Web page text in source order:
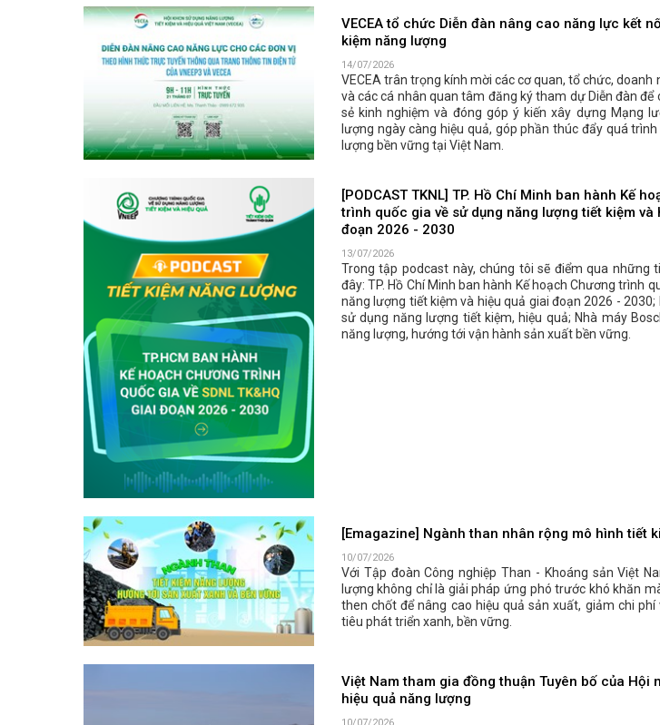
VECEA tổ chức Diễn đàn nâng cao năng lực kết
kiệm năng lượng
14/07/2026
VECEA trân trọng kính mời các cơ quan, tổ chức, doanh
và các cá nhân quan tâm đăng ký tham dự Diễn đàn để
sẻ kinh nghiệm và đóng góp ý kiến xây dựng Mạng
lượng ngày càng hiệu quả, góp phần thúc đẩy quá
lượng bền vững tại Việt Nam.
[PODCAST TKNL] TP. Hồ Chí Minh ban hành Kế
trình quốc gia về sử dụng năng lượng tiết kiệm và
đoạn 2026 - 2030
13/07/2026
Trong tập podcast này, chúng tôi sẽ điểm qua những
đây: TP. Hồ Chí Minh ban hành Kế hoạch Chương trình
năng lượng tiết kiệm và hiệu quả giai đoạn 2026 - 2030;
sử dụng năng lượng tiết kiệm, hiệu quả; Nhà máy
năng lượng, hướng tới vận hành sản xuất bền vững.
[Emagazine] Ngành than nhân rộng mô hình tiết
10/07/2026
Với Tập đoàn Công nghiệp Than - Khoáng sản Việt
lượng không chỉ là giải pháp ứng phó trước khó khăn
then chốt để nâng cao hiệu quả sản xuất, giảm chi
tiêu phát triển xanh, bền vững.
Việt Nam tham gia đồng thuận Tuyên bố của Hội
hiệu quả năng lượng